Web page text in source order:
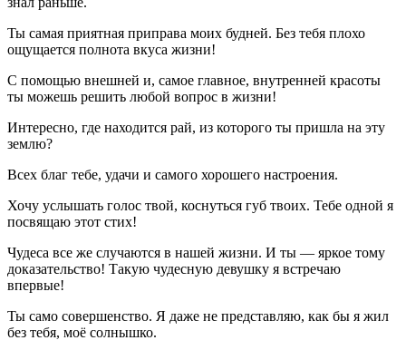
Ты самая приятная приправа моих будней. Без тебя плохо
ощущается полнота вкуса жизни!
С помощью внешней и, самое главное, внутренней красоты
ты можешь решить любой вопрос в жизни!
Интересно, где находится рай, из которого ты пришла на эту
землю?
Всех благ тебе, удачи и самого хорошего настроения.
Хочу услышать голос твой, коснуться губ твоих. Тебе одной я
посвящаю этот стих!
Чудеса все же случаются в нашей жизни. И ты — яркое тому
доказательство! Такую чудесную девушку я встречаю
впервые!
Ты само совершенство. Я даже не представляю, как бы я жил
без тебя, моё солнышко.